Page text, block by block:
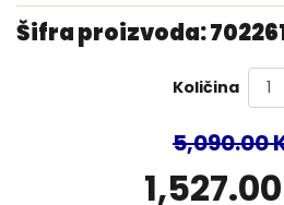
Šifra proizvoda:
Količina
5,090.00